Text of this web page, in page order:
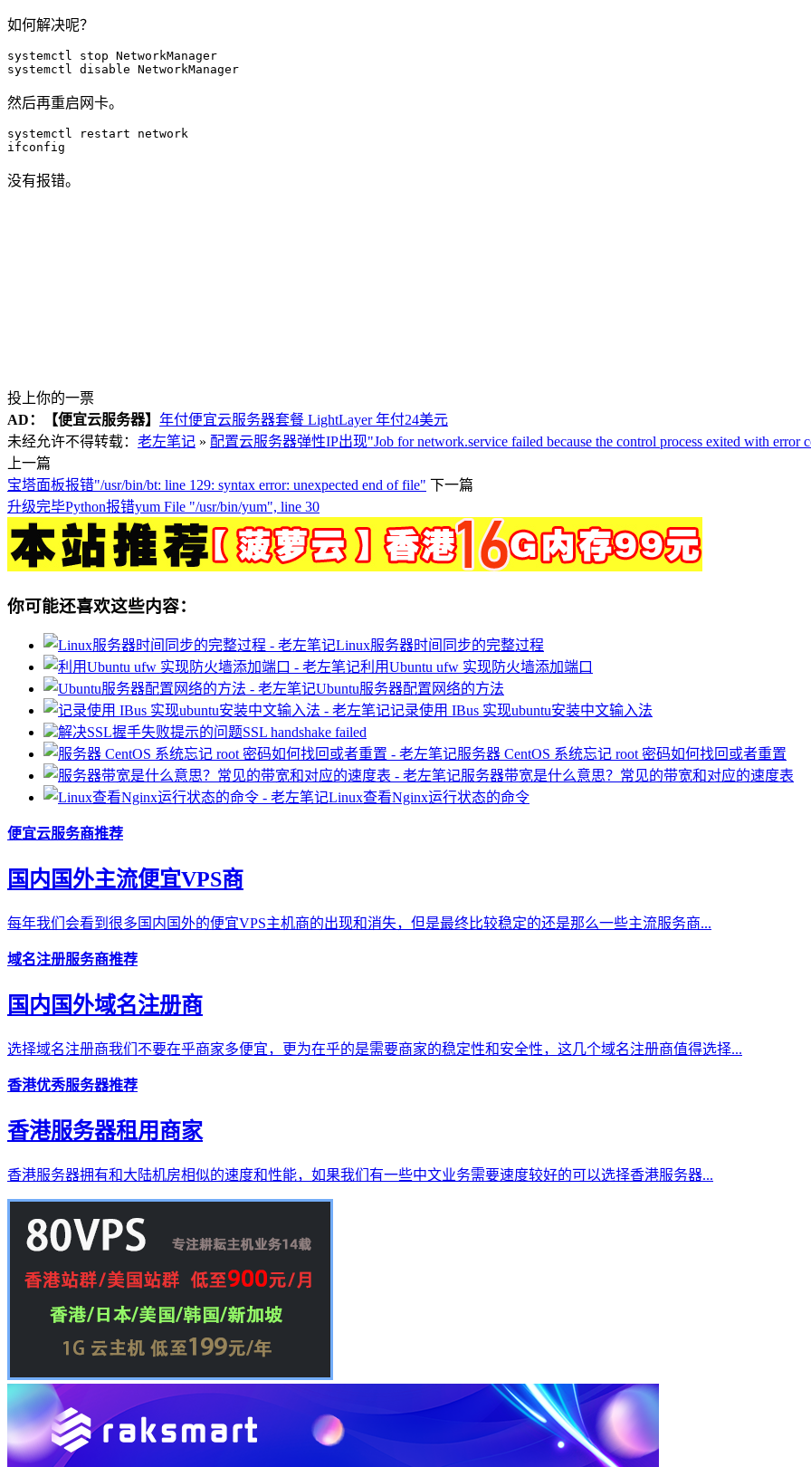
如何解决呢？
systemctl stop NetworkManager
然后再重启网卡。
systemctl restart network
没有报错。
投上你的一票
AD：
【便宜云服务器】 年付便宜云服务器套餐 LightLayer 年付24美元
未经允许不得转载： 老左笔记 » 配置云服务器弹性IP出现"Job for network.service failed because the control process exited with error
上一篇
宝塔面板报错"/usr/bin/bt: line 129: syntax error: unexpected end of file" 下一篇
升级完毕Python报错yum File "/usr/bin/yum", line 30
你可能还喜欢这些内容：
Linux服务器时间同步的完整过程
利用Ubuntu ufw 实现防火墙添加端口
Ubuntu服务器配置网络的方法
记录使用 IBus 实现ubuntu安装中文输入法
解决SSL握手失败提示的问题SSL handshake failed
服务器 ​CentOS 系统忘记 root 密码如何找回或者重置
服务器带宽是什么意思？常见的带宽和对应的速度表
Linux查看Nginx运行状态的命令
便宜云服务商推荐
国内国外主流便宜VPS商
每年我们会看到很多国内国外的便宜VPS主机商的出现和消失，但是最终比较稳定的还是那么一些主流服务商...
域名注册服务商推荐
国内国外域名注册商
选择域名注册商我们不要在乎商家多便宜，更为在乎的是需要商家的稳定性和安全性，这几个域名注册商值得选择...
香港优秀服务器推荐
香港服务器租用商家
香港服务器拥有和大陆机房相似的速度和性能，如果我们有一些中文业务需要速度较好的可以选择香港服务器...